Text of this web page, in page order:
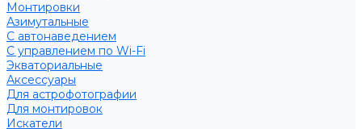
Монтировки
Азимутальные
С автонаведением
С управлением по Wi-Fi
Экваториальные
Аксессуары
Для астрофотографии
Для монтировок
Искатели